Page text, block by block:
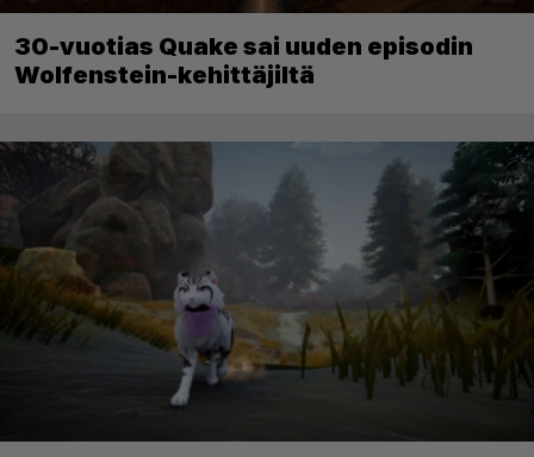
30-vuotias Quake sai uuden episodin
Wolfenstein-kehittäjiltä